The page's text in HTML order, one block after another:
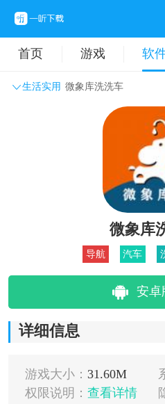
首页 游戏 软
生活实用 微象库洗洗车
主题壁纸
微象库
导航 汽车
安卓
详细信息
游戏大小： 31.60M
权限说明： 查看详情